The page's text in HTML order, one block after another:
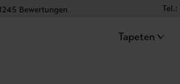
Bewertungen
Tel.:
Tapeten